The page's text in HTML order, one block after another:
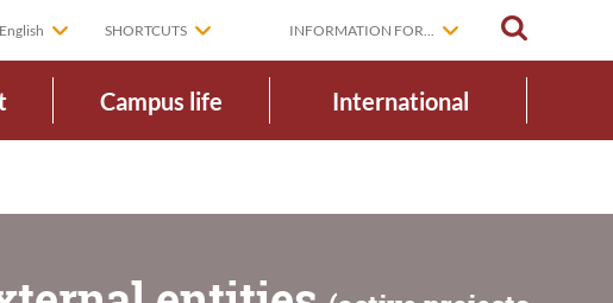
English SHORTCUTS INFORMATION FOR...
Campus life International